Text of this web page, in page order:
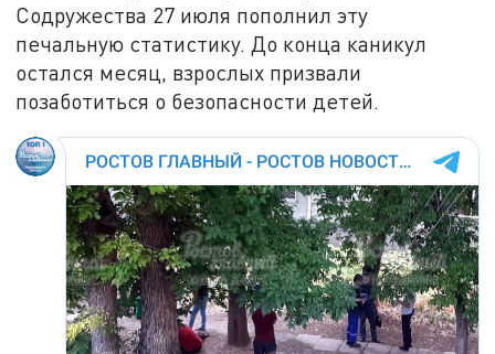
Содружества 27 июля пополнил эту
печальную статистику. До конца каникул
остался месяц, взрослых призвали
позаботиться о безопасности детей.